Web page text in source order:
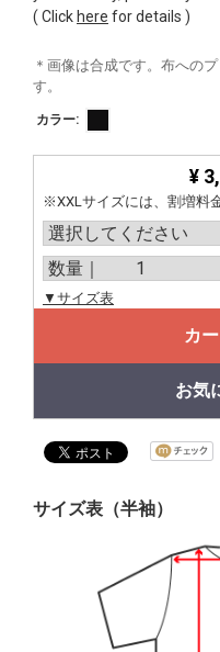
( Click here for details )
＊画像は合成です。布への
す。
カラー:
¥
※XXLサイズには、割増料
▼サイズ表
カ
お気
サイズ表（半袖）